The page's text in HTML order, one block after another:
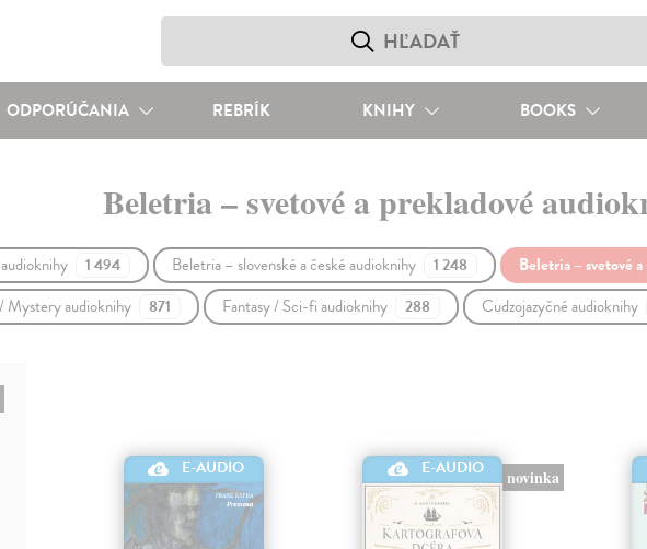
ODPORÚČANIA REBRÍK KNIHY BOOKS
Beletria – svetové a prekladové
1 494 Beletria – slovenské a české audioknihy 1 248 Beletria – svetové
audioknihy 871 Fantasy / Sci-fi audioknihy 288 Cudzojazyčné audioknihy
E-AUDIO E-AUDIO novinka